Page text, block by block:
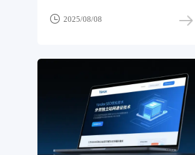
 2025/08/08